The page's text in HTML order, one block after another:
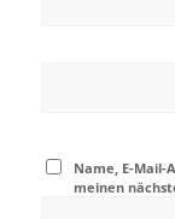
Name, E-Mail-
meinen